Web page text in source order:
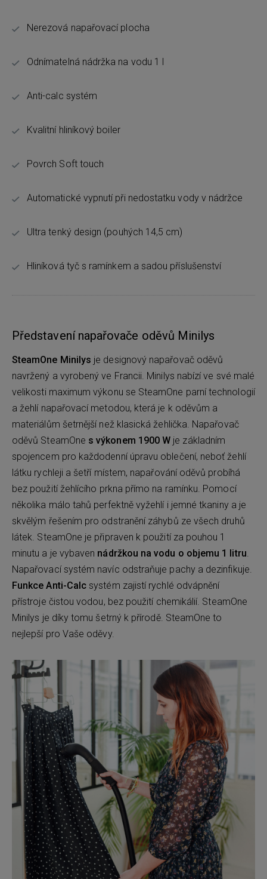
Nerezová napařovací plocha
Odnímatelná nádržka na vodu 1 l
Anti-calc systém
Kvalitní hliníkový boiler
Povrch Soft touch
Automatické vypnutí při nedostatku vody v nádržce
Ultra tenký design (pouhých 14,5 cm)
Hliníková tyč s ramínkem a sadou příslušenství
Představení napařovače oděvů Minilys
SteamOne Minilys je designový napařovač oděvů
navržený a vyrobený ve Francii. Minilys nabízí ve své malé
velikosti maximum výkonu se SteamOne parní technologií
a žehlí napařovací metodou, která je k oděvům a
materiálům šetrnější než klasická žehlička. Napařovač
oděvů SteamOne s výkonem 1900 W je základním
spojencem pro každodenní úpravu oblečení, neboť žehlí
látku rychleji a šetří místem, napařování oděvů probíhá
bez použití žehlícího prkna přímo na ramínku. Pomocí
několika málo tahů perfektně vyžehlí i jemné tkaniny a je
skvělým řešením pro odstranění záhybů ze všech druhů
látek. SteamOne je připraven k použití za pouhou 1
minutu a je vybaven nádržkou na vodu o objemu 1 litru.
Napařovací systém navíc odstraňuje pachy a dezinfikuje.
Funkce Anti-Calc systém zajistí rychlé odvápnění
přístroje čistou vodou, bez použití chemikálií. SteamOne
Minilys je díky tomu šetrný k přírodě. SteamOne to
nejlepší pro Vaše oděvy.